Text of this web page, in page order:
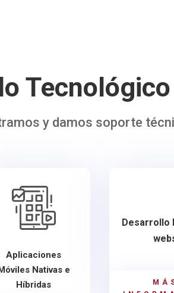
Tecnológico
y damos soporte
Aplicaciones
Móviles Nativas e
Híbridas
Desarrollo